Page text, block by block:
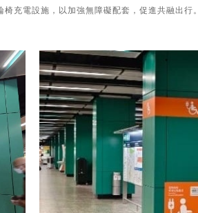
充電設施，以加強無障礙配套，促進共融出行。